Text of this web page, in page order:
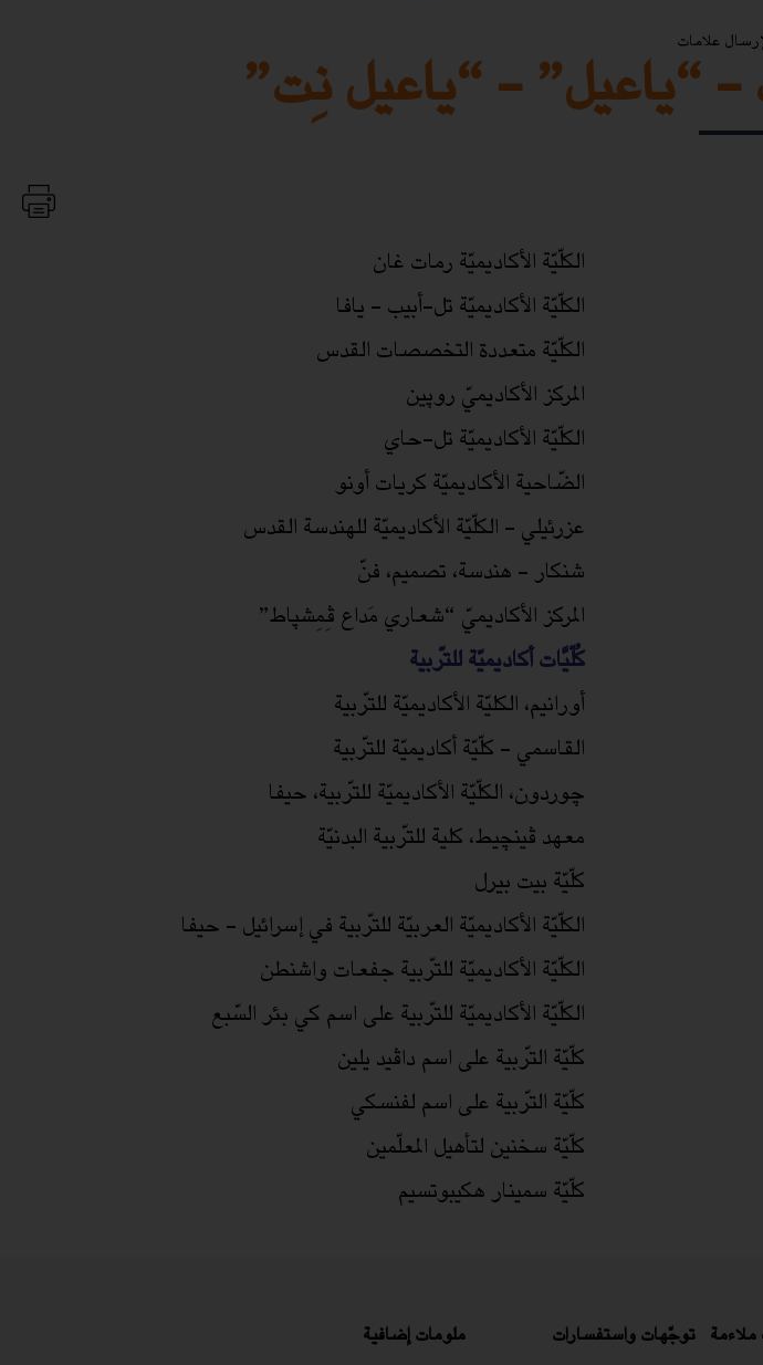
علامات
“ياعيل” - “ياعيل نِت”
الكلّيّة الأكاديميّة رمات غان
الكلّيّة الأكاديميّة تل-أبيب - يافا
الكلّيّة متعددة التخصصات القدس
المركز الأكاديميّ روپين
الكلّيّة الأكاديميّة تل-حاي
الضّاحية الأكاديميّة كريات أونو
عزرئيلي - الكلّيّة الأكاديميّة للهندسة القدس
شنكار - هندسة، تصميم، فنّ
المركز الأكاديميّ “شعاري مَداع ﭬِمِشپاط”
كُلّيَّات أكاديميّة للتّربية
أورانيم، الكليّة الأكاديميّة للتّربية
القاسمي - كلّيّة أكاديميّة للتّربية
چوردون، الكلّيّة الأكاديميّة للتّربية، حيفا
معهد ڤينچيط، كلية للتّربية البدنيّة
كلّيّة بيت بيرل
الكلّيّة الأكاديميّة العربيّة للتّربية في إسرائيل - حيفا
الكلّيّة الأكاديميّة للتّربية جفعات واشنطن
الكلّيّة الأكاديميّة للتّربية على اسم كي بئر السّبع
كلّيّة التّربية على اسم داڤيد يلين
كلّيّة التّربية على اسم لفنسكي
كلّيّة سخنين لتأهيل المعلّمين
كلّيّة سمينار هكيبوتسيم
توجّهات واستفسارات
ملومات إضافية